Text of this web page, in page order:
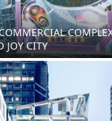
JOY CITY